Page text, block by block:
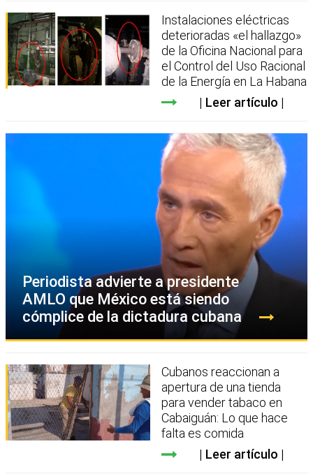
Instalaciones eléctricas
deterioradas «el hallazgo»
de la Oficina Nacional para
el Control del Uso Racional
de la Energía en La Habana
Leer artículo
Periodista advierte a presidente
AMLO que México está siendo
cómplice de la dictadura cubana
Cubanos reaccionan a
apertura de una tienda
para vender tabaco en
Cabaiguán: Lo que hace
falta es comida
Leer artículo